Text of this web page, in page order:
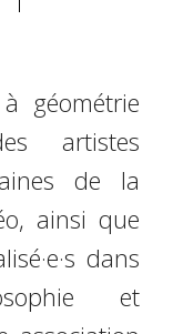
géométrie
artistes
de la
ainsi que
dans
et